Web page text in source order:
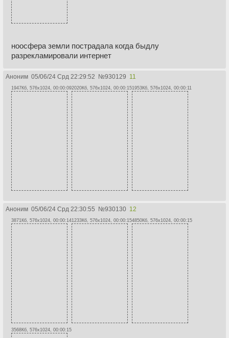
ноосфера земли пострадала когда быдлу
разрекламировали интернет
Аноним 05/06/24 Срд 22:29:52 №930129 11
1947Кб, 576x1024, 00:00:092020Кб, 576x1024, 00:00:151953Кб, 576x1024, 00:00:11
Аноним 05/06/24 Срд 22:30:55 №930130 12
3871Кб, 576x1024, 00:00:141233Кб, 576x1024, 00:00:154850Кб, 576x1024, 00:00:15
3568Кб, 576x1024, 00:00:15